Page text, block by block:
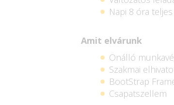
Napi 8 óra
Amit elvárunk
Önálló
Szakmai
BootStrap
Csapatszellem